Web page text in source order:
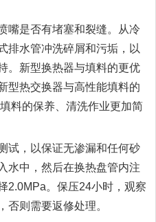
嘴是否有堵塞和裂缝。从冷
排水管冲洗碎屑和污垢，以
。新型换热器与填料的更优
型热交换器与高性能填料的
料的保养、清洗作业更加简
试，以保证无渗漏和任何砂
水中，然后在换热盘管内注
2.0MPa。保压24小时，观察
否则需要返修处理。